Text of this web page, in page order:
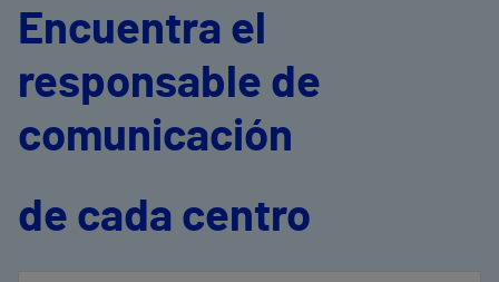
Encuentra el
responsable de
comunicación
de cada centro